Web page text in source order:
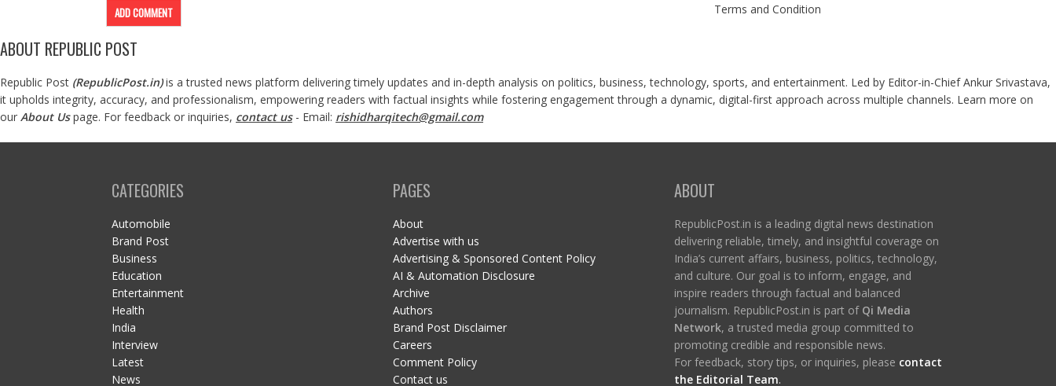
Terms and Condition
ABOUT REPUBLIC POST
Republic Post (RepublicPost.in)is a trusted news platform delivering timely updates and in-depth analysis on politics, business, technology, sports, and entertainment. Led by Editor-in-Chief Ankur Srivastava,
it upholds integrity, accuracy, and professionalism, empowering readers with factual insights while fostering engagement through a dynamic, digital-first approach across multiple channels. Learn more on
our About Us page. For feedback or inquiries, contact us- Email: rishidharqitech@gmail.com
CATEGORIES
Automobile
Brand Post
Business
Education
Entertainment
Health
India
Interview
Latest
News
PAGES
About
Advertise with us
Advertising & Sponsored Content Policy
AI & Automation Disclosure
Archive
Authors
Brand Post Disclaimer
Careers
Comment Policy
Contact us
ABOUT
RepublicPost.in is a leading digital news destination
delivering reliable, timely, and insightful coverage on
India’s current affairs, business, politics, technology,
and culture. Our goal is to inform, engage, and
inspire readers through factual and balanced
journalism. RepublicPost.in is part of Qi Media
Network, a trusted media group committed to
promoting credible and responsible news.
For feedback, story tips, or inquiries, please contact
the Editorial Team.